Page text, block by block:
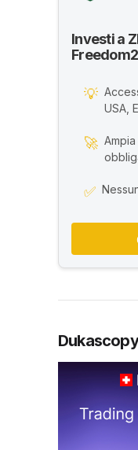
Investi a
💡
USA,
🚀
✅
Dukascopy